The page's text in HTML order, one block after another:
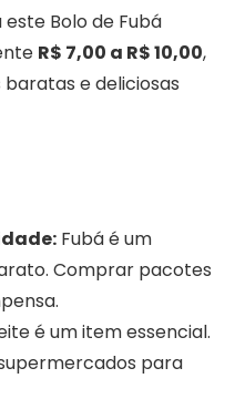
Bolo de Fubá
R$ 7,00 a R$ 10,00,
e deliciosas
Fubá é um
Comprar pacotes
é um item essencial.
para